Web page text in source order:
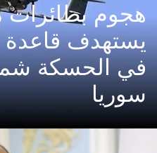
هجوم بطائرات
يستهدف قاعدة
في الحسكة
سوريا